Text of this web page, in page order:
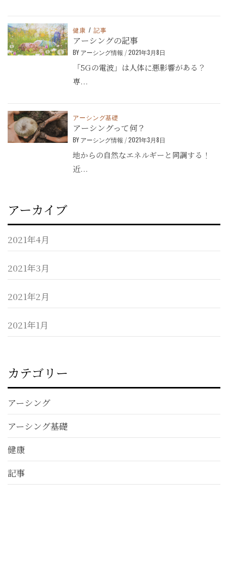
健康 / 記事
アーシングの記事
BY アーシング情報 /2021年3月8日
「5Gの電波」は人体に悪影響がある？
専...
アーシング基礎
アーシングって何？
BY アーシング情報 /2021年3月8日
地からの自然なエネルギーと同調する！
近...
アーカイブ
2021年4月
2021年3月
2021年2月
2021年1月
カテゴリー
アーシング
アーシング基礎
健康
記事